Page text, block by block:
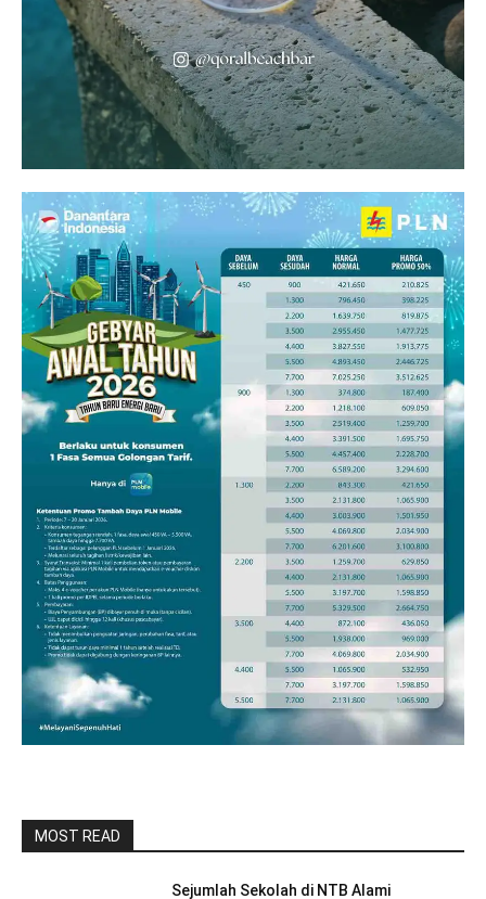
MOST READ
Sejumlah Sekolah di NTB Alami